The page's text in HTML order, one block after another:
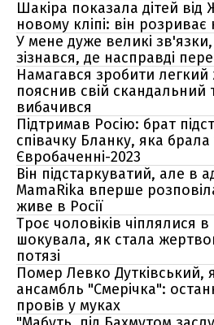
Шакіра показала дітей від
новому кліпі: він розриває
У мене дуже великі
зізнався, де насправді
Намагався зробити
пояснив свій скандальний
вибачився
Підтримав Росію: брат
співачку Бланку, яка брала
Євробаченні-2023
Він підстаркуватий, але в
MamaRika вперше
живе в Росії
Троє чоловіків чіплялися
шокувала, як стала
потязі
Помер Левко Дутківський,
ансамбль "Смерічка":
провів у муках